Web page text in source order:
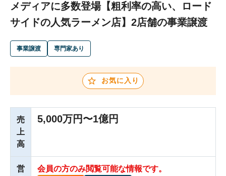
成約事例
M&A専門家の方へ
メディアに多数登場【粗利率の高い、ロード
サイドの人気ラーメン店】2店舗の事業譲渡
事業譲渡 専門家あり
お気に入り
売
上
高
5,000万円〜1億円
営
会員の方のみ閲覧可能な情報です。